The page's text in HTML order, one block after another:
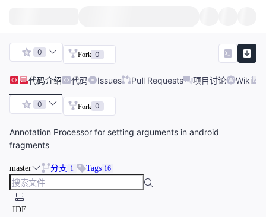
0 Fork 0
代码介绍 代码 Issues Pull Requests 项目讨论 Wiki
0 Fork 0
Annotation Processor for setting arguments in android
fragments
master 分支 1 Tags 16
IDE